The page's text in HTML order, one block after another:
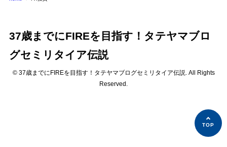
37歳までにFIREを目指す！タテヤマブロ
グセミリタイア伝説
© 37歳までにFIREを目指す！タテヤマブログセミリタイア伝説. All Rights
Reserved.